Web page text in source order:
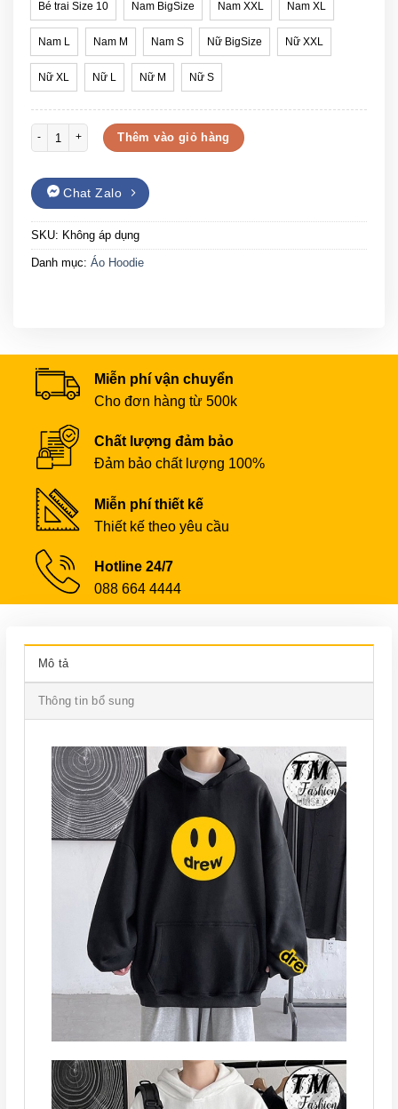
Bé trai Size 10 Nam BigSize Nam XXL Nam XL
Nam L Nam M Nam S Nữ BigSize Nữ XXL
Nữ XL Nữ L Nữ M Nữ S
Áo hoodie Drew nỉ bông mềm mại cao cấp số lượng
Thêm vào giỏ hàng
Chat Zalo
SKU: Không áp dụng
Danh mục: Áo Hoodie
Miễn phí vận chuyển
Cho đơn hàng từ 500k
Chất lượng đảm bảo
Đảm bảo chất lượng 100%
Miễn phí thiết kế
Thiết kế theo yêu cầu
Hotline 24/7
088 664 4444
Mô tả
Thông tin bổ sung